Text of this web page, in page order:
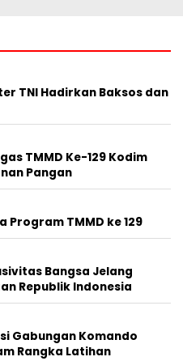
TNI Hadirkan Baksos dan
TMMD Ke-129 Kodim
Pangan
Program TMMD ke 129
Bangsa Jelang
Republik Indonesia
Gabungan Komando
Rangka Latihan